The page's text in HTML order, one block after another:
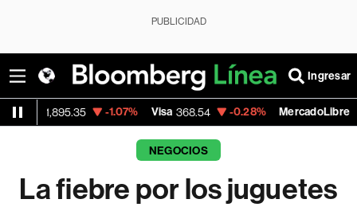
PUBLICIDAD
Ingresar
-1.07% Visa 368.54 -0.28% MercadoLibre 1,924.95
NEGOCIOS
La fiebre por los juguetes